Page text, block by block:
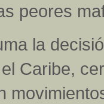
peores
la
Caribe,